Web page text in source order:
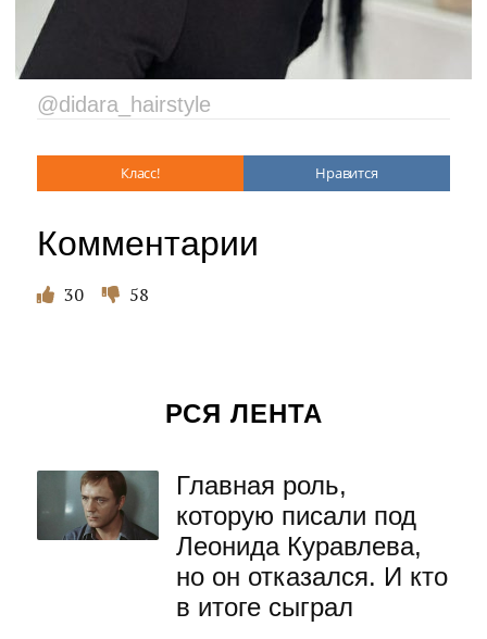
@didara_hairstyle
Класс! Нравится
Комментарии
30 58
РСЯ ЛЕНТА
Главная роль,
которую писали под
Леонида Куравлева,
но он отказался. И кто
в итоге сыграл